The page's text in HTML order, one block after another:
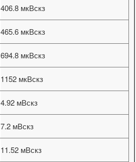
406.8 мкВскз
465.6 мкВскз
694.8 мкВскз
1152 мкВскз
4.92 мВскз
7.2 мВскз
11.52 мВскз